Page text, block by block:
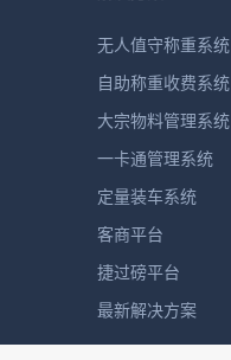
无人值守称重系统
自助称重收费系统
大宗物料管理系统
一卡通管理系统
定量装车系统
客商平台
捷过磅平台
最新解决方案